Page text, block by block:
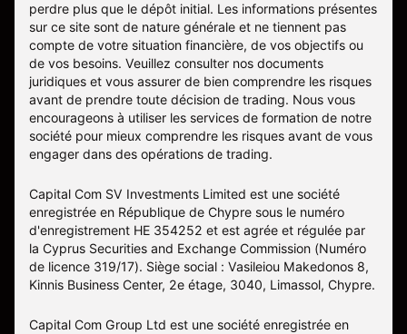
perdre plus que le dépôt initial. Les informations présentes
sur ce site sont de nature générale et ne tiennent pas
compte de votre situation financière, de vos objectifs ou
de vos besoins. Veuillez consulter nos documents
juridiques et vous assurer de bien comprendre les risques
avant de prendre toute décision de trading. Nous vous
encourageons à utiliser les services de formation de notre
société pour mieux comprendre les risques avant de vous
engager dans des opérations de trading.
Capital Com SV Investments Limited est une société
enregistrée en République de Chypre sous le numéro
d'enregistrement HE 354252 et est agrée et régulée par
la Cyprus Securities and Exchange Commission (Numéro
de licence 319/17). Siège social : Vasileiou Makedonos 8,
Kinnis Business Center, 2e étage, 3040, Limassol, Chypre.
Capital Com Group Ltd est une société enregistrée en